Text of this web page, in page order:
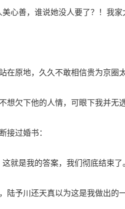
善，谁说她没人要了？！我家
原地，久久不敢相信贵为京圈
欠下他的人情，可眼下我并无
过婚书：
是我的答案，我们彻底结束了
予川还天真以为这是我做出的